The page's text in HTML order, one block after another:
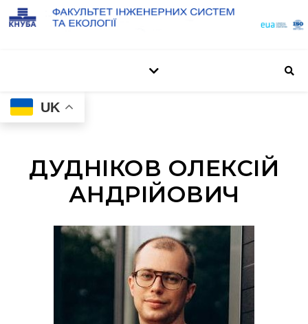
UK
ДУДНІКОВ ОЛЕКСІЙ
АНДРІЙОВИЧ